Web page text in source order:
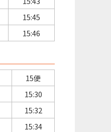
15:45
15:46
15便
15:30
15:32
15:34